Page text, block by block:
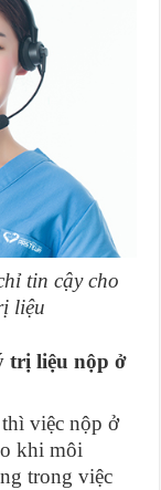
tin cậy cho
liệu
trị liệu nộp ở
việc nộp ở
khi môi
trong việc